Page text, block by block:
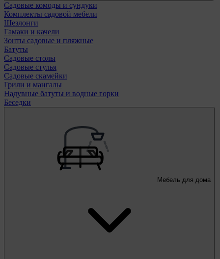
Садовые комоды и сундуки
Комплекты садовой мебели
Шезлонги
Гамаки и качели
Зонты садовые и пляжные
Батуты
Садовые столы
Садовые стулья
Садовые скамейки
Грили и мангалы
Надувные батуты и водные горки
Беседки
Мебель для дома